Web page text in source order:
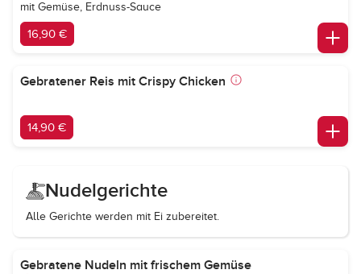
mit Gemüse, Erdnuss-Sauce
16,90 €
Gebratener Reis mit Crispy Chicken
14,90 €
Nudelgerichte
Alle Gerichte werden mit Ei zubereitet.
Gebratene Nudeln mit frischem Gemüse